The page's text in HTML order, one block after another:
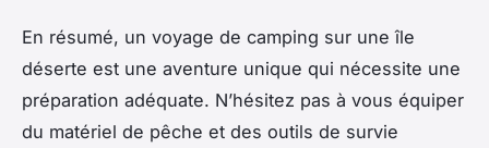
En résumé, un voyage de camping sur une île
déserte est une aventure unique qui nécessite une
préparation adéquate. N’hésitez pas à vous équiper
du matériel de pêche et des outils de survie